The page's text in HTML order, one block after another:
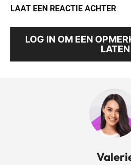
LAAT EEN REACTIE ACHTER
LOG IN OM EEN
LATEN